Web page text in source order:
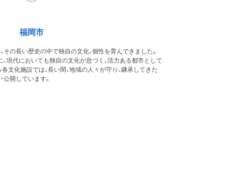
福岡市
その長い歴史の中で独自の文化、個性を育んできました。
現代においても独自の文化が息づく、活力ある都市として
文化施設では、長い間、地域の人々が守り、継承してきた
公開しています。